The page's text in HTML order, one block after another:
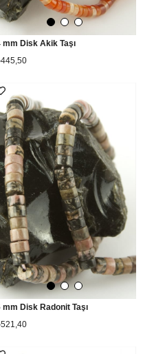
mm Disk Akik Taşı
mm Disk Radonit Taşı